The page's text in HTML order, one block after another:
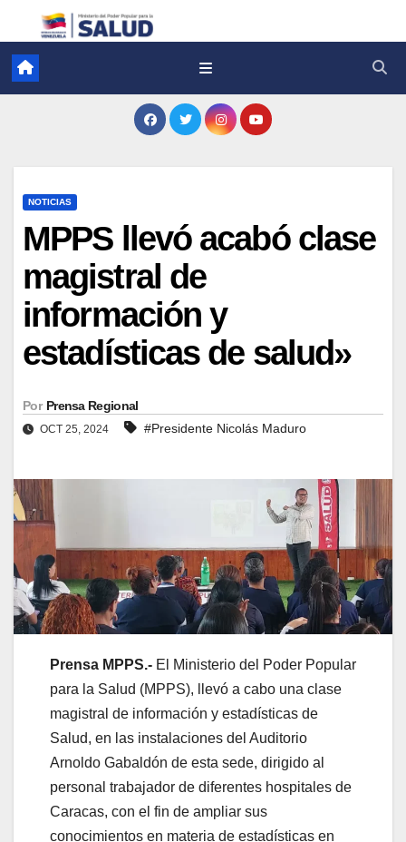
NOTICIAS
MPPS llevó acabó clase
magistral de
información y
estadísticas de salud»
Por Prensa Regional
OCT 25, 2024 #Presidente Nicolás Maduro
Prensa MPPS.- El Ministerio del Poder Popular
para la Salud (MPPS), llevó a cabo una clase
magistral de información y estadísticas de
Salud, en las instalaciones del Auditorio
Arnoldo Gabaldón de esta sede, dirigido al
personal trabajador de diferentes hospitales de
Caracas, con el fin de ampliar sus
conocimientos en materia de estadísticas en